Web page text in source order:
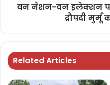
वन नेशन-वन इलेक्शन पर
द्रौपदी मुर्मू
Related Articles